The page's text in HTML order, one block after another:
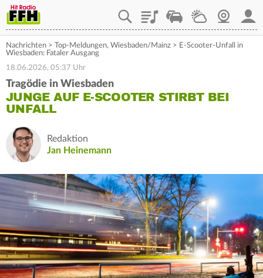
PlaylistStaupilotWetterWebcam
Nachrichten > Top-Meldungen, Wiesbaden/Mainz > E-Scooter-Unfall in
Wiesbaden: Fataler Ausgang
18.06.2026, 05:37 Uhr
Tragödie in Wiesbaden
JUNGE AUF E-SCOOTER STIRBT BEI
UNFALL
Redaktion
Jan Heinemann